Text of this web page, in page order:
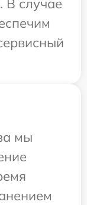
В случае
мы